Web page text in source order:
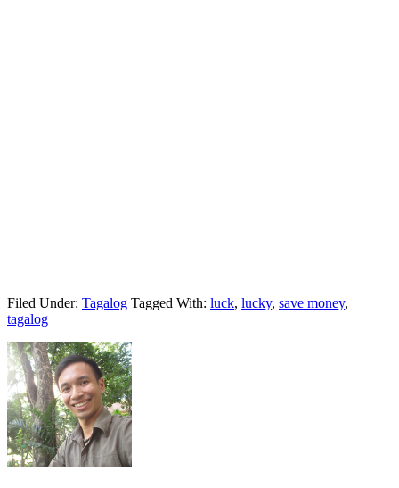
Filed Under: Tagalog Tagged With: luck, lucky, save money,
tagalog